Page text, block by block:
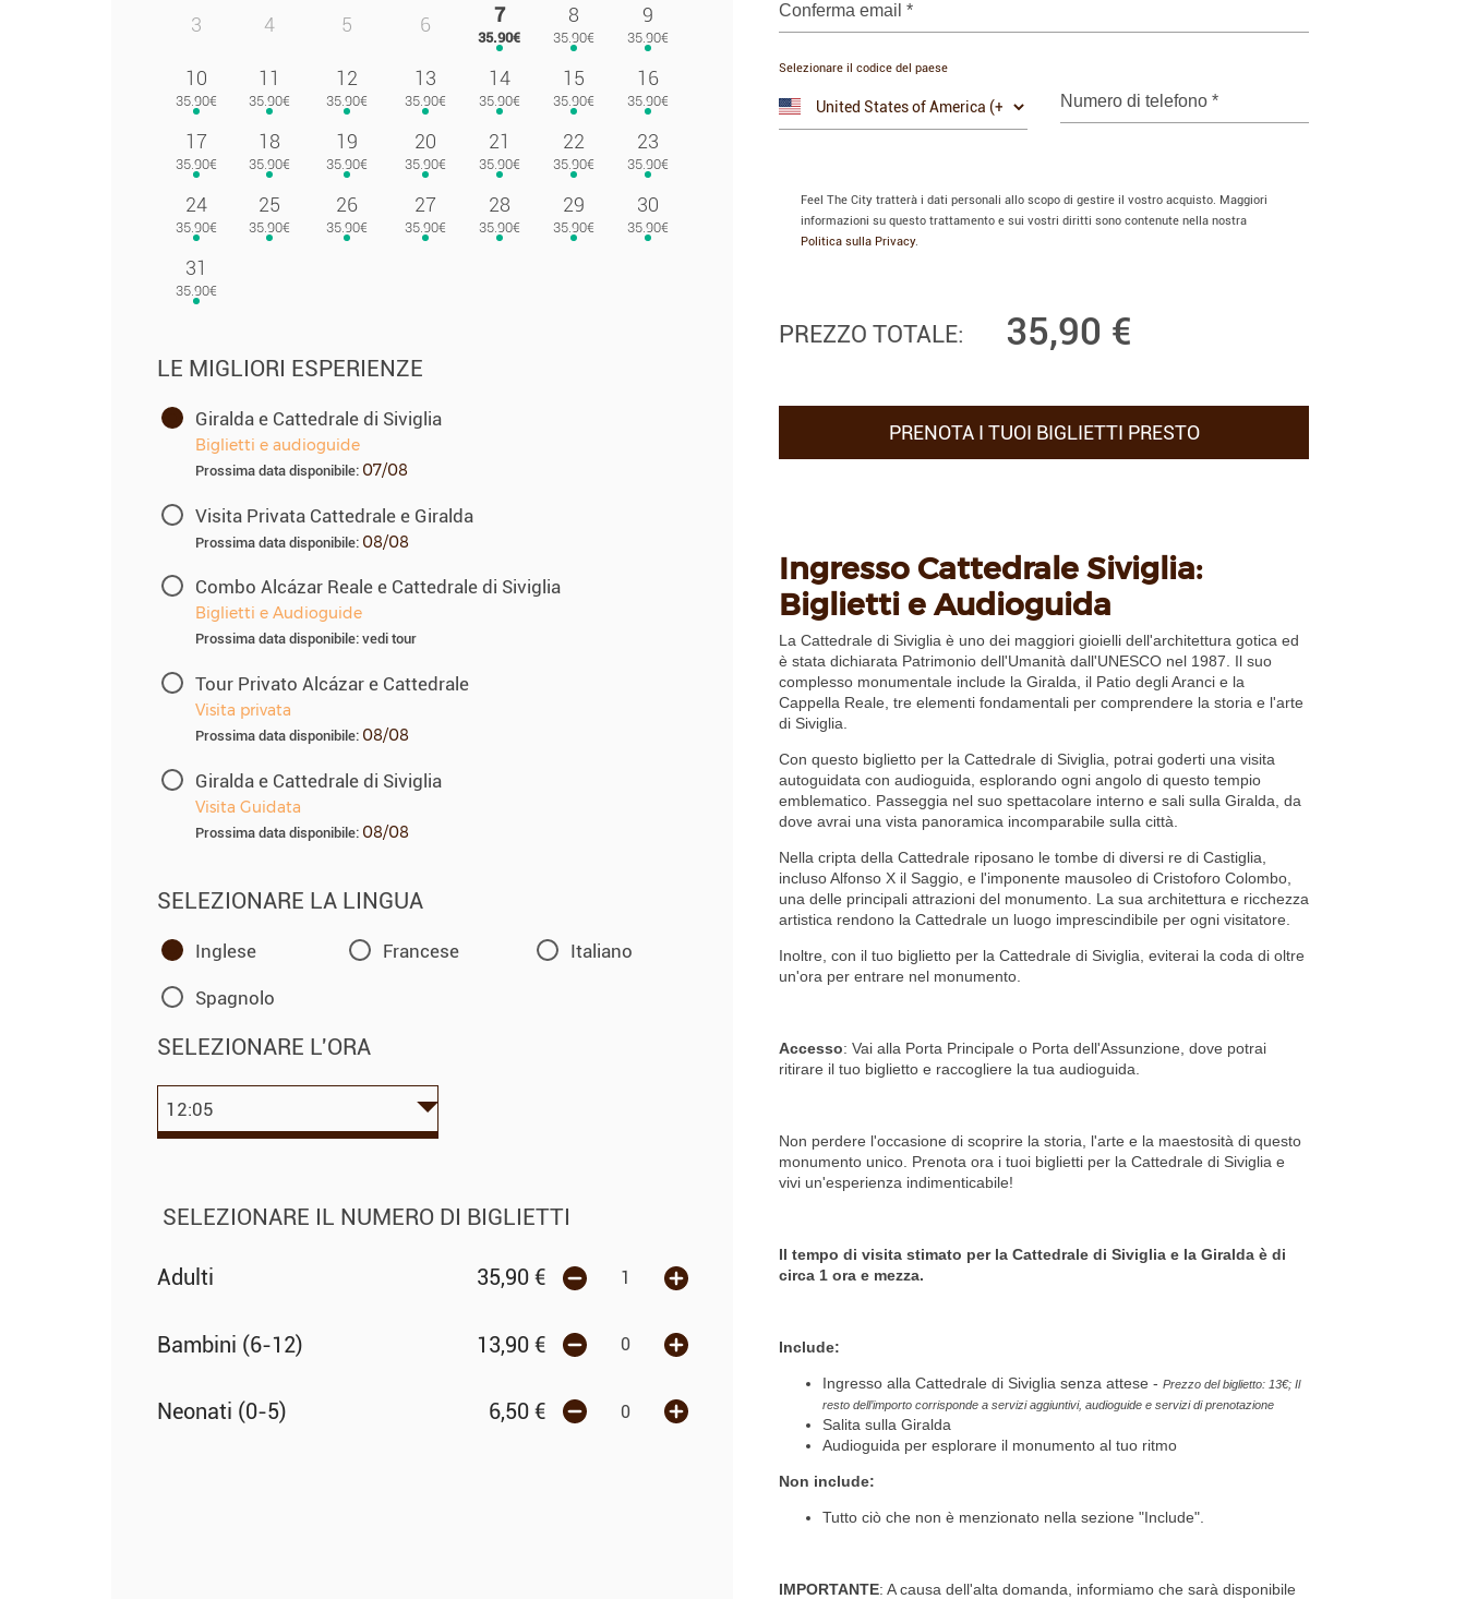
3 4 5 6 7 8 9
10 11 12 13 14 15 16
17 18 19 20 21 22 23
24 25 26 27 28 29 30
31
LE MIGLIORI ESPERIENZE
Giralda e Cattedrale di Siviglia
Biglietti e audioguide
Prossima data disponibile: 07/08
Visita Privata Cattedrale e Giralda
Prossima data disponibile: 08/08
Combo Alcázar Reale e Cattedrale di Siviglia
Biglietti e Audioguide
Prossima data disponibile: vedi tour
Tour Privato Alcázar e Cattedrale
Visita privata
Prossima data disponibile: 08/08
Giralda e Cattedrale di Siviglia
Visita Guidata
Prossima data disponibile: 08/08
SELEZIONARE LA LINGUA
Inglese Francese Italiano
Spagnolo
SELEZIONARE L'ORA
SELEZIONARE IL NUMERO DI BIGLIETTI
Adulti 35,90 €
Bambini (6-12) 13,90 €
Neonati (0-5) 6,50 €
Conferma email *
Selezionare il codice del paese
Numero di telefono *
Feel The City tratterà i dati personali allo scopo di gestire il vostro acquisto. Maggiori
informazioni su questo trattamento e sui vostri diritti sono contenute nella nostra
Politica sulla Privacy.
PREZZO TOTALE: 35,90 €
PRENOTA I TUOI BIGLIETTI PRESTO
Ingresso Cattedrale Siviglia:
Biglietti e Audioguida
La Cattedrale di Siviglia è uno dei maggiori gioielli dell'architettura gotica ed
è stata dichiarata Patrimonio dell'Umanità dall'UNESCO nel 1987. Il suo
complesso monumentale include la Giralda, il Patio degli Aranci e la
Cappella Reale, tre elementi fondamentali per comprendere la storia e l'arte
di Siviglia.
Con questo biglietto per la Cattedrale di Siviglia, potrai goderti una visita
autoguidata con audioguida, esplorando ogni angolo di questo tempio
emblematico. Passeggia nel suo spettacolare interno e sali sulla Giralda, da
dove avrai una vista panoramica incomparabile sulla città.
Nella cripta della Cattedrale riposano le tombe di diversi re di Castiglia,
incluso Alfonso X il Saggio, e l'imponente mausoleo di Cristoforo Colombo,
una delle principali attrazioni del monumento. La sua architettura e ricchezza
artistica rendono la Cattedrale un luogo imprescindibile per ogni visitatore.
Inoltre, con il tuo biglietto per la Cattedrale di Siviglia, eviterai la coda di oltre
un'ora per entrare nel monumento.
Accesso: Vai alla Porta Principale o Porta dell'Assunzione, dove potrai
ritirare il tuo biglietto e raccogliere la tua audioguida.
Non perdere l'occasione di scoprire la storia, l'arte e la maestosità di questo
monumento unico. Prenota ora i tuoi biglietti per la Cattedrale di Siviglia e
vivi un'esperienza indimenticabile!
Il tempo di visita stimato per la Cattedrale di Siviglia e la Giralda è di
circa 1 ora e mezza.
Include:
Ingresso alla Cattedrale di Siviglia senza attese - Prezzo del biglietto: 13€; Il
resto dell’importo corrisponde a servizi aggiuntivi, audioguide e servizi di prenotazione
Salita sulla Giralda
Audioguida per esplorare il monumento al tuo ritmo
Non include:
Tutto ciò che non è menzionato nella sezione "Include".
IMPORTANTE: A causa dell'alta domanda, informiamo che sarà disponibile